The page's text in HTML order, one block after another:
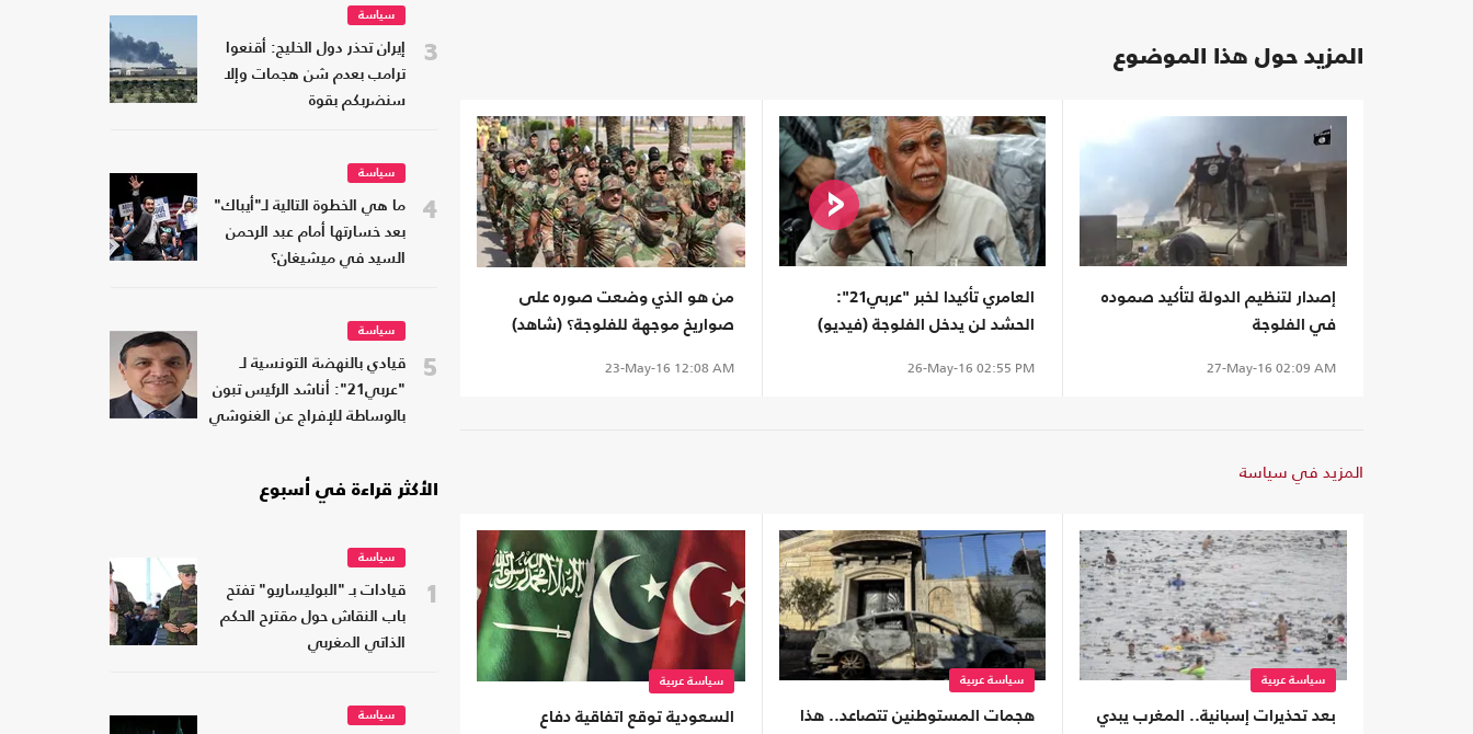
المزيد حول هذا الموضوع
إصدار لتنظيم الدولة لتأكيد صموده
في الفلوجة
27-May-16 02:09 AM
العامري تأكيدا لخبر "عربي21":
الحشد لن يدخل الفلوجة (فيديو)
26-May-16 02:55 PM
من هو الذي وضعت صوره على
صواريخ موجهة للفلوجة؟ (شاهد)
23-May-16 12:08 AM
المزيد في سياسة
سياسة عربية
بعد تحذيرات إسبانية.. المغرب يبدي
سياسة عربية
هجمات المستوطنين تتصاعد.. هذا
سياسة عربية
السعودية توقع اتفاقية دفاع
3
سياسة
إيران تحذر دول الخليج: أقنعوا
ترامب بعدم شن هجمات وإلا
سنضربكم بقوة
4
سياسة
ما هي الخطوة التالية لـ"أيباك"
بعد خسارتها أمام عبد الرحمن
السيد في ميشيغان؟
5
سياسة
قيادي بالنهضة التونسية لـ
"عربي21": أناشد الرئيس تبون
بالوساطة للإفراج عن الغنوشي
الأكثر قراءة في أسبوع
1
سياسة
قيادات بـ "البوليساريو" تفتح
باب النقاش حول مقترح الحكم
الذاتي المغربي
سياسة